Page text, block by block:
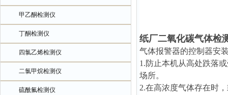
甲乙酮检测仪
丁酮检测仪
四氯乙烯检测仪
二氯甲烷检测仪
硫酰氟检测仪
纸厂二氧化碳气体检
气体报警器的控制器安
1.防止本机从高处跌落
场所。
2.在高浓度气体存在时